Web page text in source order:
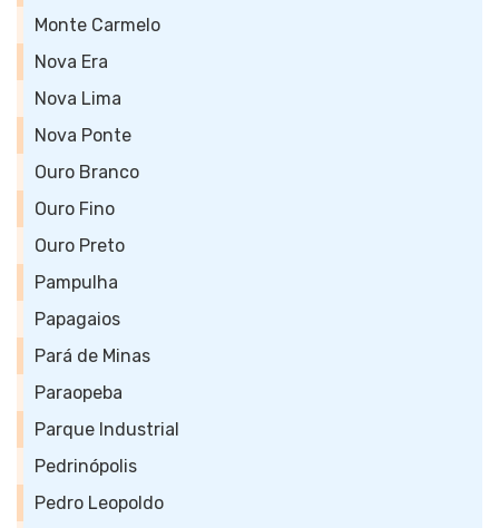
Monte Carmelo
Nova Era
Nova Lima
Nova Ponte
Ouro Branco
Ouro Fino
Ouro Preto
Pampulha
Papagaios
Pará de Minas
Paraopeba
Parque Industrial
Pedrinópolis
Pedro Leopoldo